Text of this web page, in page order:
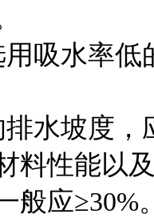
吸水率低
水坡度
料性能以
般应≥30%